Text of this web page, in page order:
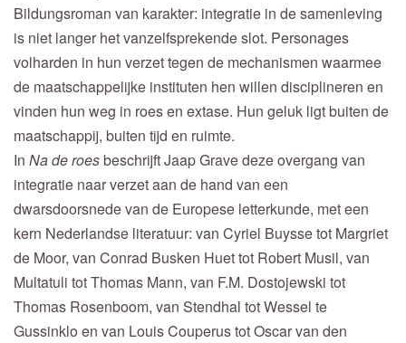
Bildungsroman van karakter: integratie in de samenleving
is niet langer het vanzelfsprekende slot. Personages
volharden in hun verzet tegen de mechanismen waarmee
de maatschappelijke instituten hen willen disciplineren en
vinden hun weg in roes en extase. Hun geluk ligt buiten de
maatschappij, buiten tijd en ruimte.
In Na de roesbeschrijft Jaap Grave deze overgang van
integratie naar verzet aan de hand van een
dwarsdoorsnede van de Europese letterkunde, met een
kern Nederlandse literatuur: van Cyriel Buysse tot Margriet
de Moor, van Conrad Busken Huet tot Robert Musil, van
Multatuli tot Thomas Mann, van F.M. Dostojewski tot
Thomas Rosenboom, van Stendhal tot Wessel te
Gussinklo en van Louis Couperus tot Oscar van den